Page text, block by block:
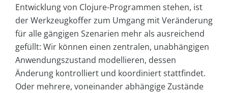
Entwicklung von Clojure-Programmen stehen, ist
der Werkzeugkoffer zum Umgang mit Veränderung
für alle gängigen Szenarien mehr als ausreichend
gefüllt: Wir können einen zentralen, unabhängigen
Anwendungszustand modellieren, dessen
Änderung kontrolliert und koordiniert stattfindet.
Oder mehrere, voneinander abhängige Zustände